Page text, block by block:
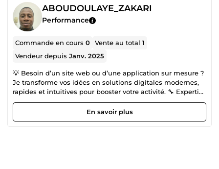
ABOUDOULAYE_ZAKARI
Performance
Commande en cours0 Vente au total1
Vendeur depuisJanv. 2025
💡 Besoin d’un site web ou d’une application sur mesure ?
Je transforme vos idées en solutions digitales modernes,
rapides et intuitives pour booster votre activité. 🔧 Expertise
: Laravel, Bootstrap, Tailwind CSS, JavaScript, Alpine.js,
jQuery, Livewire, FilamentPHP. Je conçois des sites
vitrines, e-commerce, SaaS et outils métiers avec un
En savoir plus